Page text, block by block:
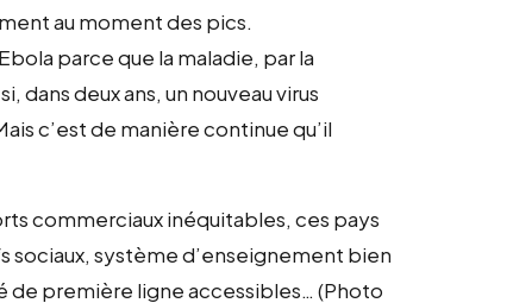
au moment des pics.
parce que la maladie, par la
dans deux ans, un nouveau virus
c’est de manière continue qu’il
commerciaux inéquitables, ces pays
système d’enseignement bien
de première ligne accessibles… (Photo